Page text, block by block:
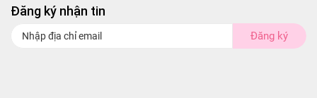
Đăng ký nhận tin
Đăng ký